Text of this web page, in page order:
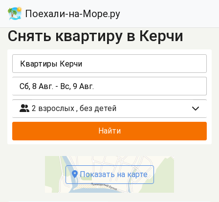
Поехали-на-Море.ру
Снять квартиру в Керчи
2 взрослых , без детей
Найти
Показать на карте